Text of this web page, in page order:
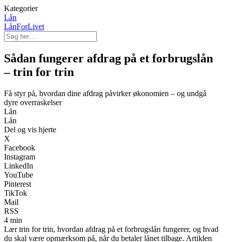
Kategorier
Lån
LånForLivet
Sådan fungerer afdrag på et forbrugslån
– trin for trin
Få styr på, hvordan dine afdrag påvirker økonomien – og undgå
dyre overraskelser
Lån
Lån
Del og vis hjerte
X
Facebook
Instagram
LinkedIn
YouTube
Pinterest
TikTok
Mail
RSS
4 min
Lær trin for trin, hvordan afdrag på et forbrugslån fungerer, og hvad
du skal være opmærksom på, når du betaler lånet tilbage. Artiklen